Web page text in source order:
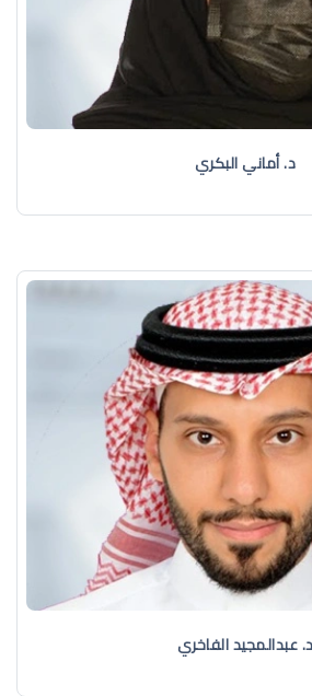
د. أماني البكري
د. عبدالمجيد الفاخري